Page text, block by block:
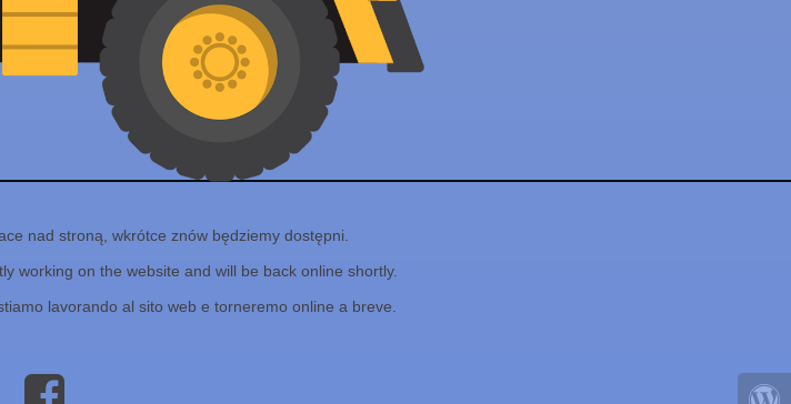
nad stroną, wkrótce znów będziemy dostępni.
working on the website and will be back online shortly.
lavorando al sito web e torneremo online a breve.